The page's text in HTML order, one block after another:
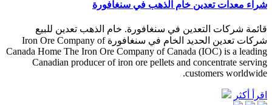
شراء معدات تعدين خام الذهب في سنغافورة
قائمة شركات التعدين في سنغافورة. خام الذهب تعدين للبيع
شركات تعدين الحديد الخام في سنغافورة Iron Ore Company of
Canada Home The Iron Ore Company of Canada (IOC) is a leading
Canadian producer of iron ore pellets and concentrate serving
customers worldwide.
اقرأ أكثر